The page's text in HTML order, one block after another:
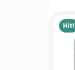
Hit!